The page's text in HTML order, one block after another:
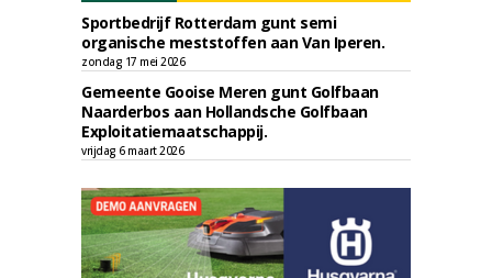
Sportbedrijf Rotterdam gunt semi
organische meststoffen aan Van Iperen.
zondag 17 mei 2026
Gemeente Gooise Meren gunt Golfbaan
Naarderbos aan Hollandsche Golfbaan
Exploitatiemaatschappij.
vrijdag 6 maart 2026